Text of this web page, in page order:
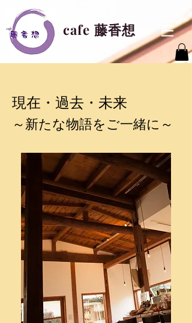
cafe 藤香想
現在・過去・未来
～新たな物語をご一緒に～